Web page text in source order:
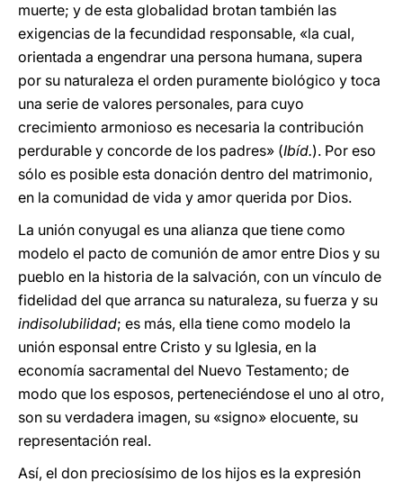
muerte; y de esta globalidad brotan también las
exigencias de la fecundidad responsable, «la cual,
orientada a engendrar una persona humana, supera
por su naturaleza el orden puramente biológico y toca
una serie de valores personales, para cuyo
crecimiento armonioso es necesaria la contribución
perdurable y concorde de los padres» (Ibíd.). Por eso
sólo es posible esta donación dentro del matrimonio,
en la comunidad de vida y amor querida por Dios.
La unión conyugal es una alianza que tiene como
modelo el pacto de comunión de amor entre Dios y su
pueblo en la historia de la salvación, con un vínculo de
fidelidad del que arranca su naturaleza, su fuerza y su
indisolubilidad; es más, ella tiene como modelo la
unión esponsal entre Cristo y su Iglesia, en la
economía sacramental del Nuevo Testamento; de
modo que los esposos, perteneciéndose el uno al otro,
son su verdadera imagen, su «signo» elocuente, su
representación real.
Así, el don preciosísimo de los hijos es la expresión